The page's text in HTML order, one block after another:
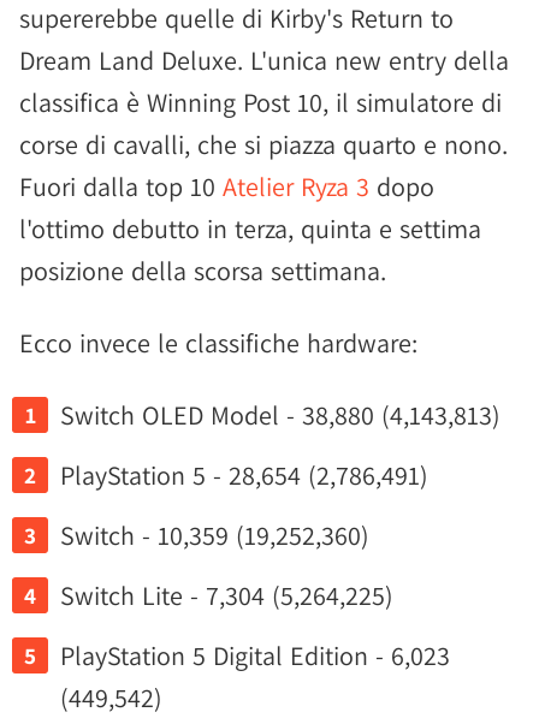
supererebbe quelle di Kirby's Return to
Dream Land Deluxe. L'unica new entry della
classifica è Winning Post 10, il simulatore di
corse di cavalli, che si piazza quarto e nono.
Fuori dalla top 10 Atelier Ryza 3 dopo
l'ottimo debutto in terza, quinta e settima
posizione della scorsa settimana.
Ecco invece le classifiche hardware:
Switch OLED Model - 38,880 (4,143,813)
PlayStation 5 - 28,654 (2,786,491)
Switch - 10,359 (19,252,360)
Switch Lite - 7,304 (5,264,225)
PlayStation 5 Digital Edition - 6,023
(449,542)